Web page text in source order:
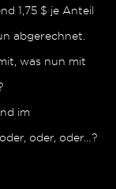
1,75 $ je Anteil
abgerechnet.
was nun mit
im
oder, oder…?